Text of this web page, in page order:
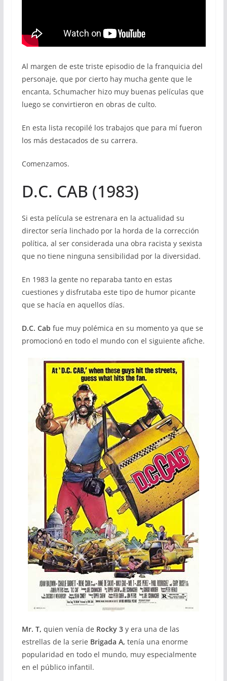
Al margen de este triste episodio de la franquicia del
personaje, que por cierto hay mucha gente que le
encanta, Schumacher hizo muy buenas películas que
luego se convirtieron en obras de culto.
En esta lista recopilé los trabajos que para mí fueron
los más destacados de su carrera.
Comenzamos.
D.C. CAB (1983)
Si esta película se estrenara en la actualidad su
director sería linchado por la horda de la corrección
política, al ser considerada una obra racista y sexista
que no tiene ninguna sensibilidad por la diversidad.
En 1983 la gente no reparaba tanto en estas
cuestiones y disfrutaba este tipo de humor picante
que se hacía en aquellos días.
D.C. Cab fue muy polémica en su momento ya que se
promocionó en todo el mundo con el siguiente afiche.
Mr. T, quien venía de Rocky 3y era una de las
estrellas de la serie Brigada A, tenía una enorme
popularidad en todo el mundo, muy especialmente
en el público infantil.